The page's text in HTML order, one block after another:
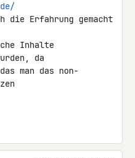
die Erfahrung gemacht
Inhalte
da
man das non-